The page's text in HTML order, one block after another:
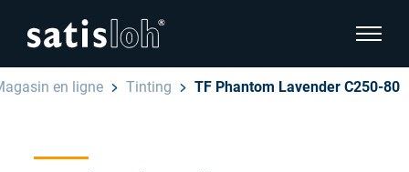
afficher
Français
cacher la navigation de la page
English
en ligne Tinting TF Phantom Lavender C250-80